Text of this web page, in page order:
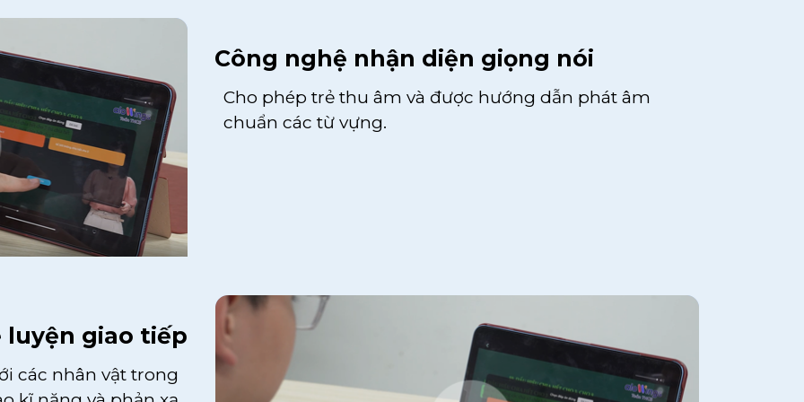
Công nghệ nhận diện giọng nói
Cho phép trẻ thu âm và được hướng dẫn phát âm
chuẩn các từ vựng.
luyện giao tiếp
các nhân vật trong